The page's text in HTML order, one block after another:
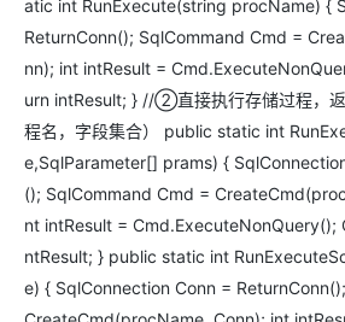
atic int RunExecute(string procName) {
ReturnConn(); SqlCommand Cmd =
nn); int intResult =
urn intResult; } //②直接执行存储过程，
程名，字段集合） public static int
e,SqlParameter[] prams) {
(); SqlCommand Cmd =
nt intResult = Cmd.ExecuteNonQuery();
ntResult; } public static int
e) { SqlConnection Conn =